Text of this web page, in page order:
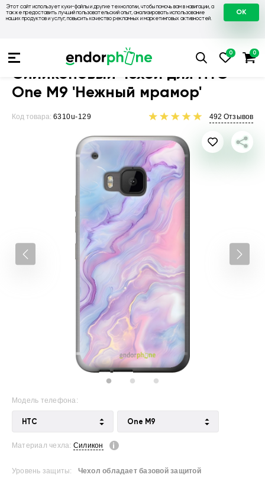
Этот сайт использует куки-файлы и другие технологии, чтобы помочь вам в навигации, а
также предоставить лучший пользовательский опыт, анализировать использование
наших продуктов и услуг, повысить качество рекламных и маркетинговых активностей.
OK
Чехлы на HTC Чехол для HTC One
Силиконовый чехол для HTC
One M9 'Нежный мрамор'
Код товара: 6310u-129 492 Отзывов
Модель телефона:
HTC One M9
Материал чехла: Силикон
Уровень защиты: Чехол обладает базовой защитой